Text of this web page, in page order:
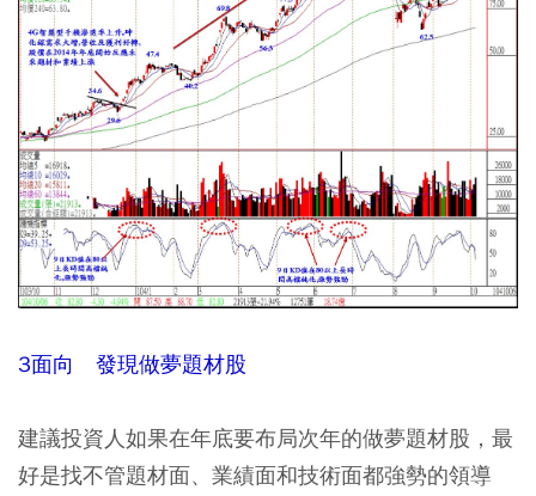
3面向 發現做夢題材股
建議投資人如果在年底要布局次年的做夢題材股，最
好是找不管題材面、業績面和技術面都強勢的領導